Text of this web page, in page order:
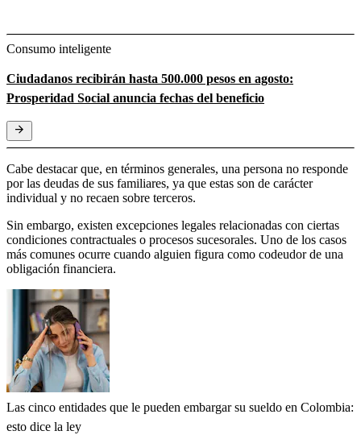
Consumo inteligente
Ciudadanos recibirán hasta 500.000 pesos en agosto:
Prosperidad Social anuncia fechas del beneficio
Cabe destacar que, en términos generales, una persona no responde
por las deudas de sus familiares, ya que estas son de carácter
individual y no recaen sobre terceros.
Sin embargo, existen excepciones legales relacionadas con ciertas
condiciones contractuales o procesos sucesorales. Uno de los casos
más comunes ocurre cuando alguien figura como codeudor de una
obligación financiera.
Las cinco entidades que le pueden embargar su sueldo en Colombia:
esto dice la ley